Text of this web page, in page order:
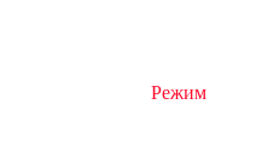
Режим